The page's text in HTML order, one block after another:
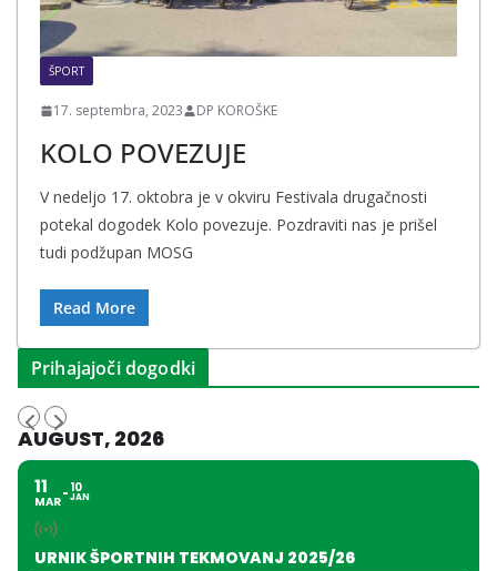
ŠPORT
17. septembra, 2023 DP KOROŠKE
KOLO POVEZUJE
V nedeljo 17. oktobra je v okviru Festivala drugačnosti
potekal dogodek Kolo povezuje. Pozdraviti nas je prišel
tudi podžupan MOSG
Read More
Prihajajoči dogodki
AUGUST, 2026
11
MAR
10
JAN
URNIK ŠPORTNIH TEKMOVANJ 2025/26